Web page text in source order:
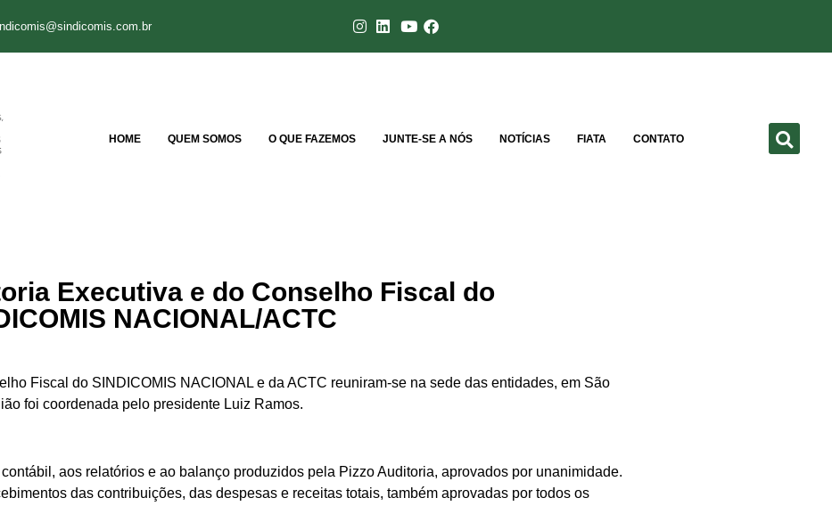
HOME QUEM SOMOS O QUE FAZEMOS JUNTE-SE A NÓS NOTÍCIAS FIATA CONTATO
Executiva e do Conselho Fiscal do
NACIONAL/ACTC
Fiscal do SINDICOMIS NACIONAL e da ACTC reuniram-se na sede das entidades, em São
foi coordenada pelo presidente Luiz Ramos.
aos relatórios e ao balanço produzidos pela Pizzo Auditoria, aprovados por unanimidade.
das contribuições, das despesas e receitas totais, também aprovadas por todos os